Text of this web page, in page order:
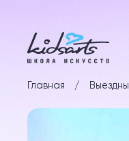
Главная